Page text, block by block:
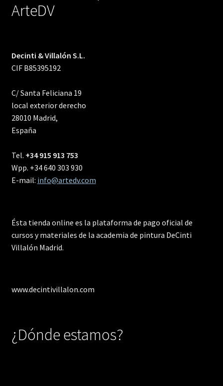
ArteDV
Decinti & Villalón S.L.
CIF B85395192
C/ Santa Feliciana 19
local exterior derecho
28010 Madrid,
España
Tel. +34 915 913 753
Wpp. +34 640 303 930
E-mail: info@artedv.com
Ésta tienda online es la plataforma de pago oficial de
cursos y materiales de la academia de pintura DeCinti
Villalón Madrid.
www.decintivillalon.com
¿Dónde estamos?